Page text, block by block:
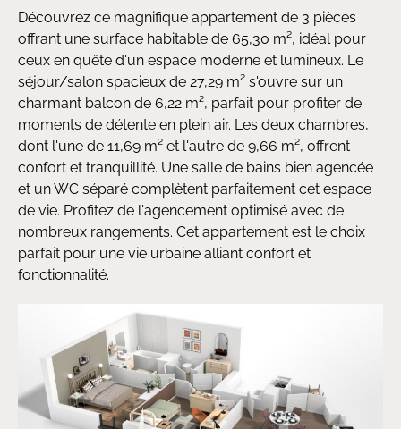
Découvrez ce magnifique appartement de 3 pièces
offrant une surface habitable de 65,30 m², idéal pour
ceux en quête d'un espace moderne et lumineux. Le
séjour/salon spacieux de 27,29 m² s'ouvre sur un
charmant balcon de 6,22 m², parfait pour profiter de
moments de détente en plein air. Les deux chambres,
dont l'une de 11,69 m² et l'autre de 9,66 m², offrent
confort et tranquillité. Une salle de bains bien agencée
et un WC séparé complètent parfaitement cet espace
de vie. Profitez de l'agencement optimisé avec de
nombreux rangements. Cet appartement est le choix
parfait pour une vie urbaine alliant confort et
fonctionnalité.